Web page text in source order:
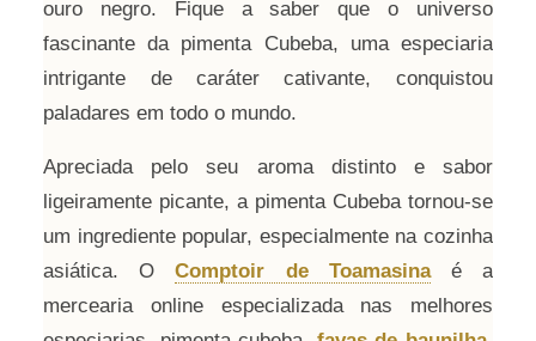
ouro negro. Fique a saber que o universo
fascinante da pimenta Cubeba, uma especiaria
intrigante de caráter cativante, conquistou
paladares em todo o mundo.
Apreciada pelo seu aroma distinto e sabor
ligeiramente picante, a pimenta Cubeba tornou-se
um ingrediente popular, especialmente na cozinha
asiática. OComptoir de Toamasinaé a
mercearia online especializada nas melhores